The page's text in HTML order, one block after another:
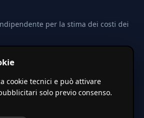
per la stima dei costi dei
calcolate tramite coefficienti
a valori base nazionali. Non
ufficiale.
cookie tecnici e può attivare
solo previo consenso.